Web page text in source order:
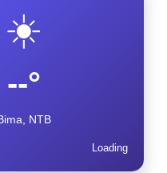
☀️
--°
NTB
Loading